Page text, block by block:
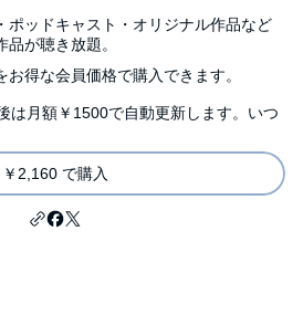
ポッドキャスト・オリジナル作品など
が聴き放題。
お得な会員価格で購入できます。
は月額￥1500で自動更新します。いつ
￥2,160 で購入